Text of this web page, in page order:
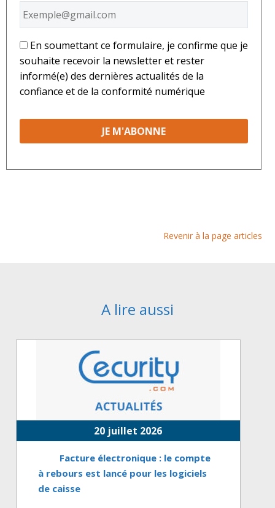
* En soumettant ce formulaire, je confirme que je
souhaite recevoir la newsletter et rester
informé(e) des dernières actualités de la
confiance et de la conformité numérique
Revenir à la page articles
A lire aussi
20 juillet 2026
Facture électronique : le compte
à rebours est lancé pour les logiciels
de caisse